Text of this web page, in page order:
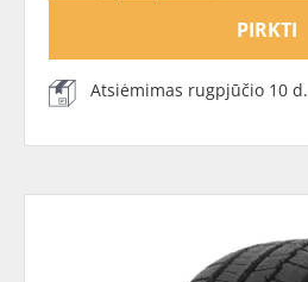
PIRKTI
Atsiėmimas rugpjūčio 10 d.